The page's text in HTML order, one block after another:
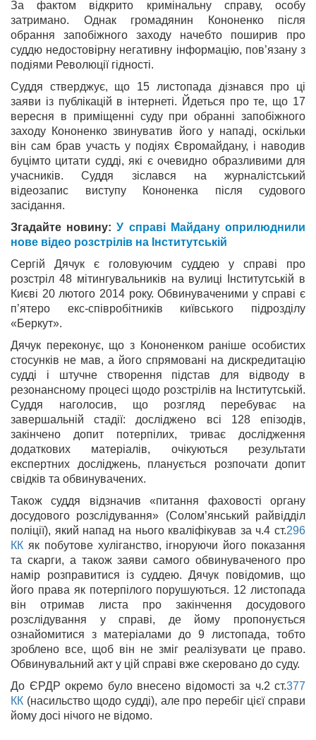
За фактом відкрито кримінальну справу, особу
затримано. Однак громадянин Кононенко після
обрання запобіжного заходу начебто поширив про
суддю недостовірну негативну інформацію, пов’язану з
подіями Революції гідності.
Суддя стверджує, що 15 листопада дізнався про ці
заяви із публікацій в інтернеті. Йдеться про те, що 17
вересня в приміщенні суду при обранні запобіжного
заходу Кононенко звинуватив його у нападі, оскільки
він сам брав участь у подіях Євромайдану, і наводив
буцімто цитати судді, які є очевидно образливими для
учасників. Суддя зіслався на журналістський
відеозапис виступу Кононенка після судового
засідання.
Згадайте новину:У справі Майдану оприлюднили
нове відео розстрілів на Інститутській
Сергій Дячук є головуючим суддею у справі про
розстріл 48 мітингувальників на вулиці Інститутській в
Києві 20 лютого 2014 року. Обвинуваченими у справі є
п’ятеро екс-співробітників київського підрозділу
«Беркут».
Дячук переконує, що з Кононенком раніше особистих
стосунків не мав, а його спрямовані на дискредитацію
судді і штучне створення підстав для відводу в
резонансному процесі щодо розстрілів на Інститутській.
Суддя наголосив, що розгляд перебуває на
завершальній стадії: досліджено всі 128 епізодів,
закінчено допит потерпілих, триває дослідження
додаткових матеріалів, очікуються результати
експертних досліджень, планується розпочати допит
свідків та обвинувачених.
Також суддя відзначив «питання фаховості органу
досудового розслідування» (Солом’янський райвідділ
поліції), який напад на нього кваліфікував за ч.4 ст.296
КК як побутове хуліганство, ігноруючи його показання
та скарги, а також заяви самого обвинуваченого про
намір розправитися із суддею. Дячук повідомив, що
його права як потерпілого порушуються. 12 листопада
він отримав листа про закінчення досудового
розслідування у справі, де йому пропонується
ознайомитися з матеріалами до 9 листопада, тобто
зроблено все, щоб він не зміг реалізувати це право.
Обвинувальний акт у цій справі вже скеровано до суду.
До ЄРДР окремо було внесено відомості за ч.2 ст.377
КК (насильство щодо судді), але про перебіг цієї справи
йому досі нічого не відомо.